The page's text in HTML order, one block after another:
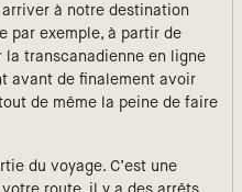
à notre destination
par exemple, à partir de
la transcanadienne en ligne
avant de finalement avoir
de même la peine de faire
du voyage. C’est une